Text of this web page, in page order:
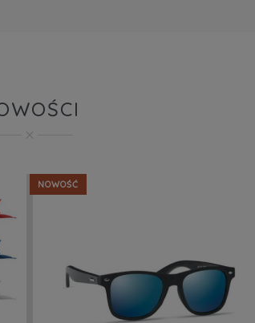
NOWOŚĆ